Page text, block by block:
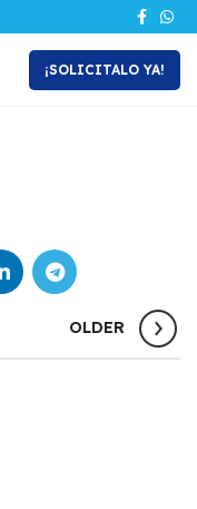
¡SOLICITALO YA!
OLDER